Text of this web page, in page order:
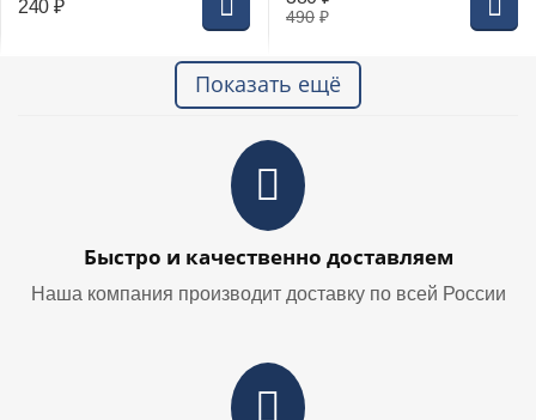
240 ₽ 490 ₽
Показать ещё
Быстро и качественно доставляем
Наша компания производит доставку по всей России